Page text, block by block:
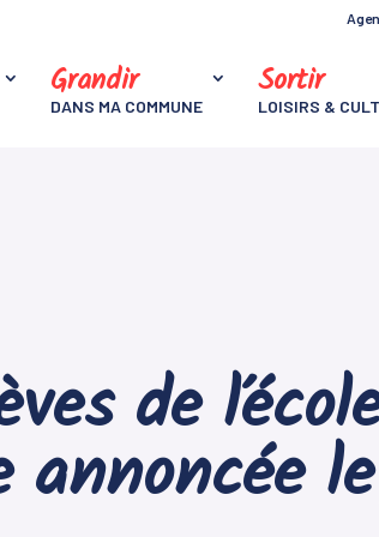
Grandir
DANS MA COMMUNE
Sortir
LOISIRS &
de
annoncée